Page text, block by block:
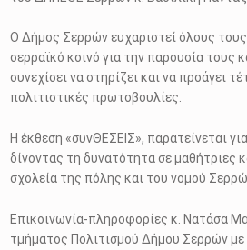
Ο Δήμος Σερρών ευχαριστεί όλους
σερραϊκό κοινό για την παρουσία τους
συνεχίσει να στηρίζει και να προάγει
πολιτιστικές πρωτοβουλίες.
Η έκθεση «συνΘΕΣΕΙΣ», παρατείνεται
δίνοντας τη δυνατότητα σε μαθήτριες
σχολεία της πόλης και του νομού
Επικοινωνία-πληροφορίες κ. Νατάσα
τμήματος Πολιτισμού Δήμου Σερρών